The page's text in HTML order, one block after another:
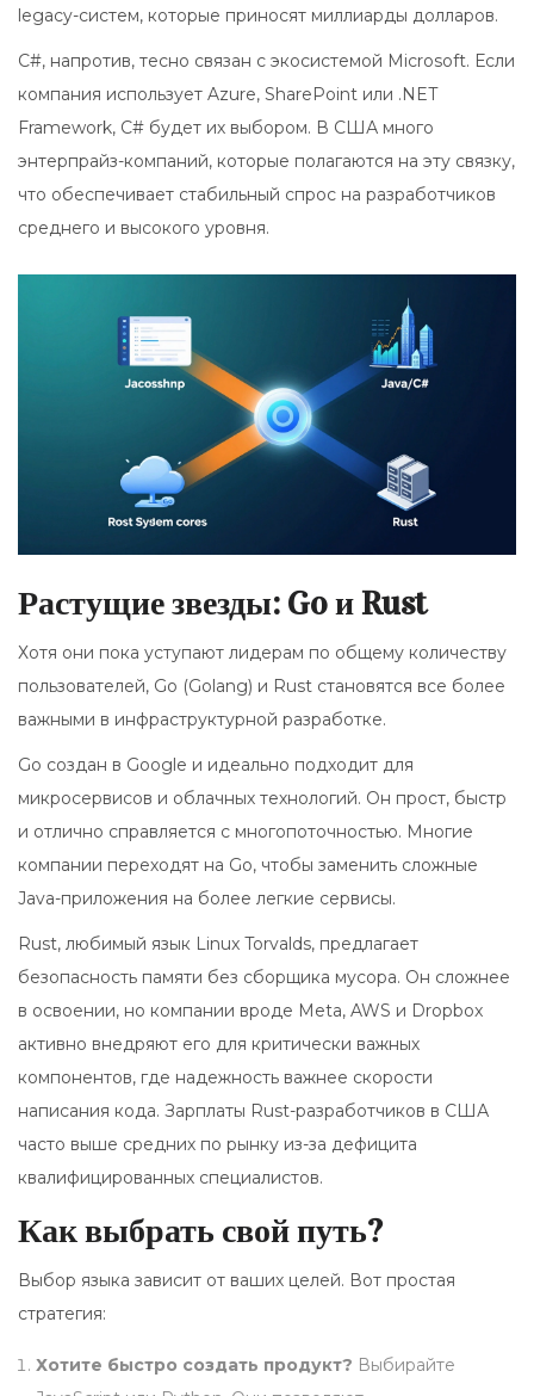
legacy-систем, которые приносят миллиарды долларов.
C#, напротив, тесно связан с экосистемой Microsoft. Если
компания использует Azure, SharePoint или .NET
Framework, C# будет их выбором. В США много
энтерпрайз-компаний, которые полагаются на эту связку,
что обеспечивает стабильный спрос на разработчиков
среднего и высокого уровня.
Растущие звезды: Go и Rust
Хотя они пока уступают лидерам по общему количеству
пользователей, Go (Golang) и Rust становятся все более
важными в инфраструктурной разработке.
Go создан в Google и идеально подходит для
микросервисов и облачных технологий. Он прост, быстр
и отлично справляется с многопоточностью. Многие
компании переходят на Go, чтобы заменить сложные
Java-приложения на более легкие сервисы.
Rust, любимый язык Linux Torvalds, предлагает
безопасность памяти без сборщика мусора. Он сложнее
в освоении, но компании вроде Meta, AWS и Dropbox
активно внедряют его для критически важных
компонентов, где надежность важнее скорости
написания кода. Зарплаты Rust-разработчиков в США
часто выше средних по рынку из-за дефицита
квалифицированных специалистов.
Как выбрать свой путь?
Выбор языка зависит от ваших целей. Вот простая
стратегия:
Хотите быстро создать продукт? Выбирайте